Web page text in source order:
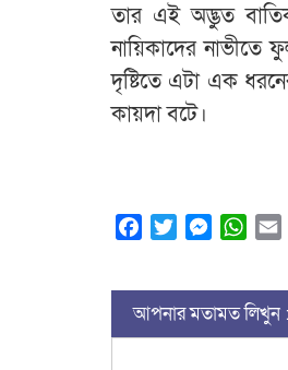
তার এই অদ্ভুত
নায়িকাদের নাভীতে
দৃষ্টিতে এটা এক
কায়দা বটে।
FacebookTwitter
আপনার মতামত লিখুন :